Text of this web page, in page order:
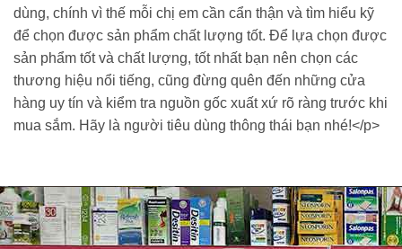
dùng, chính vì thế mỗi chị em cần cẩn thận và tìm hiểu kỹ
để chọn được sản phẩm chất lượng tốt. Để lựa chọn được
sản phẩm tốt và chất lượng, tốt nhất bạn nên chọn các
thương hiệu nổi tiếng, cũng đừng quên đến những cửa
hàng uy tín và kiểm tra nguồn gốc xuất xứ rõ ràng trước khi
mua sắm. Hãy là người tiêu dùng thông thái bạn nhé!</p>